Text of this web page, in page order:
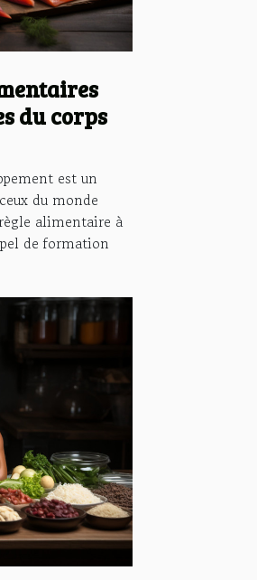
du corps
est un
du monde
alimentaire à
de formation